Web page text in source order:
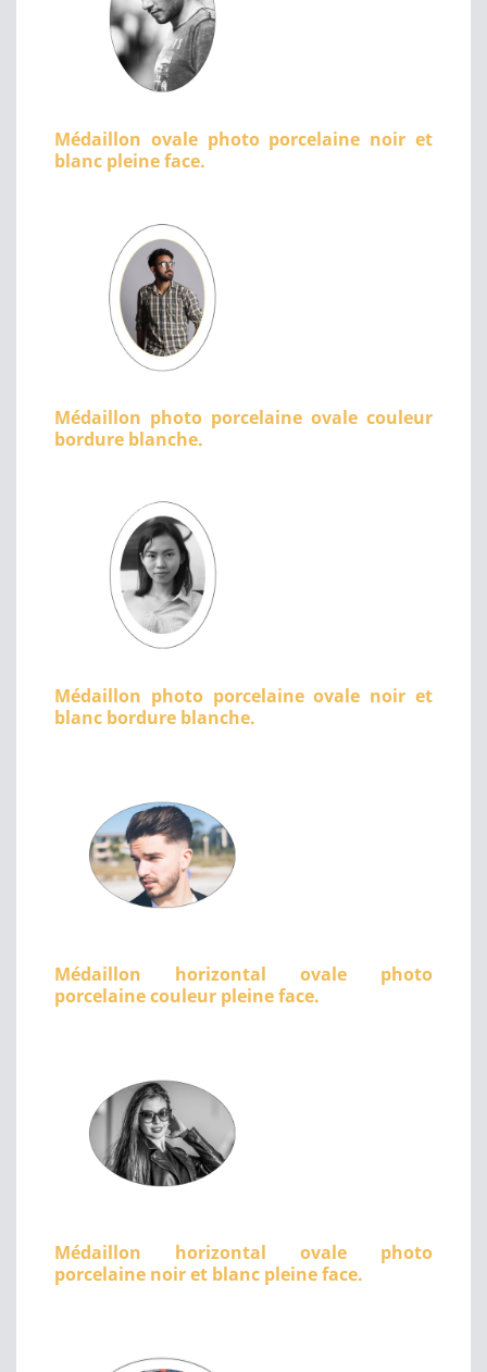
Médaillon ovale photo porcelaine noir et
blanc pleine face.
Médaillon photo porcelaine ovale couleur
bordure blanche.
Médaillon photo porcelaine ovale noir et
blanc bordure blanche.
Médaillon horizontal ovale photo
porcelaine couleur pleine face.
Médaillon horizontal ovale photo
porcelaine noir et blanc pleine face.